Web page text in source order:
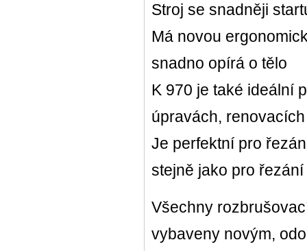
Stroj se snadněji
Má novou
snadno opírá o tělo
K 970 je také ideální
úpravách,
Je perfektní pro
stejně jako pro
Všechny
vybaveny novým,